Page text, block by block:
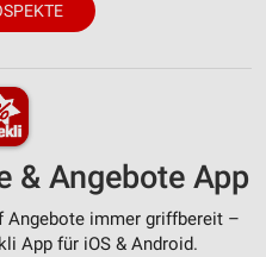
& Angebote App
Angebote immer griffbereit –
App für iOS & Android.